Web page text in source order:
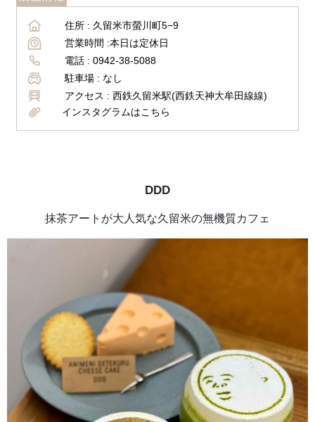
住所 : 久留米市螢川町5−9
営業時間 :本日は定休日
電話 : 0942-38-5088
駐車場 : なし
アクセス : 西鉄久留米駅(西鉄天神大牟田線線)
インスタグラムはこちら
DDD
抹茶アートが大人気な久留米の無機質カフェ